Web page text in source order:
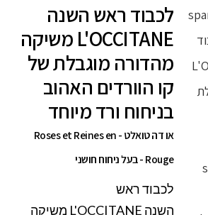
לכבוד ראש השנה
L'OCCITANE משיקה
מהדורה מוגבלת של
קו הוורדים האהוב
בניחוח ורד מיוחד
או דה טואלט - Roses et Reines en
Rouge - בעל ניחוח חושני
לכבוד ראש
השנה L'OCCITANE משיקה